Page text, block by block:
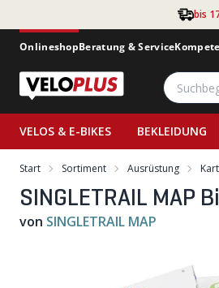
bis
OnlineshopBeratung & Service
VELOS & E-BIKES BEKLEIDUNG
Start Sortiment Ausrüstung
SINGLETRAIL MAP
von SINGLETRAIL MAP